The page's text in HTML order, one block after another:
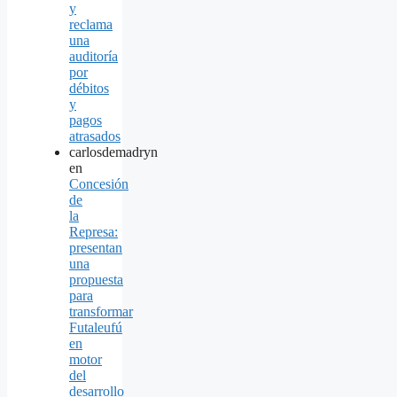
y
reclama
una
auditoría
por
débitos
y
pagos
atrasados
carlosdemadryn
en
Concesión
de
la
Represa:
presentan
una
propuesta
para
transformar
Futaleufú
en
motor
del
desarrollo